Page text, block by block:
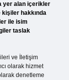
yer alan içerikler
hakkında
ile isim
taslak
ve İletişim
olarak hizmet
denetleme